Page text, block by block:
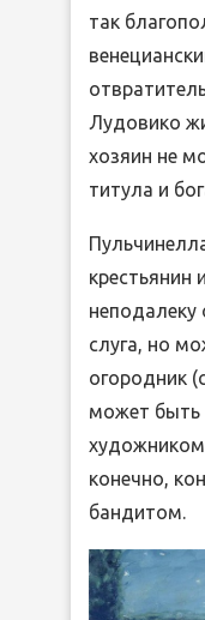
так
Лудовико
хозяин не
титула и
крестьянин
слуга, но
огородник
может быть
конечно,
бандитом.